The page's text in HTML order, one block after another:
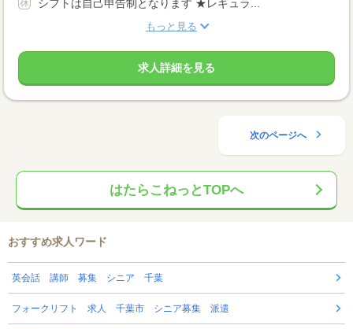
シフトは自己申告制となります ★レギュラ...
もっと見る
求人詳細を見る
次のページへ
はたらこねっとTOPへ
おすすめ求人ワード
英会話 講師 募集 シニア 千葉
フォークリフト 求人 千葉市 シニア募集 派遣